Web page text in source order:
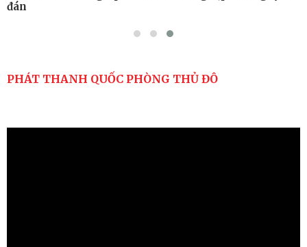
đán
PHÁT THANH QUỐC PHÒNG THỦ ĐÔ